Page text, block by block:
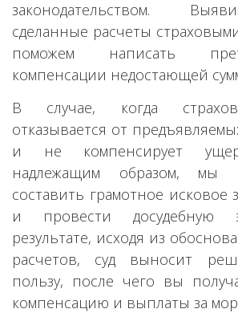
законодательством.
сделанные расчеты
поможем написать
компенсации недостающей
В случае, когда
отказывается от
и не компенсирует
надлежащим образом, мы
составить грамотное исковое
и провести досудебную
результате, исходя из
расчетов, суд выносит
пользу, после чего вы
компенсацию и выплаты за